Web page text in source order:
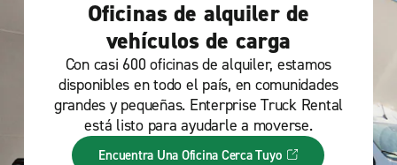
Oficinas de alquiler de
vehículos de carga
Con casi 600 oficinas de alquiler, estamos
disponibles en todo el país, en comunidades
grandes y pequeñas. Enterprise Truck Rental
está listo para ayudarle a moverse.
Encuentra Una Oficina Cerca Tuyo